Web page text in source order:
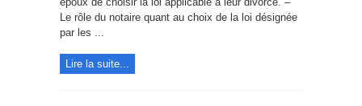
pratique
notariale»
Le rôle du notaire quant au choix de la loi désignée
par les ...
Lire la suite...